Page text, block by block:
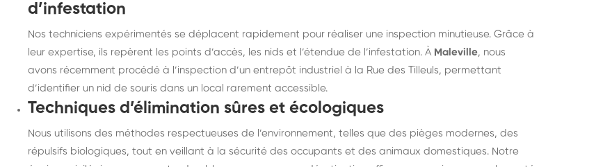
d’infestation
Nos techniciens expérimentés se déplacent rapidement pour réaliser une inspection minutieuse. Grâce à
leur expertise, ils repèrent les points d’accès, les nids et l’étendue de l’infestation. À Maleville, nous
avons récemment procédé à l’inspection d’un entrepôt industriel à la Rue des Tilleuls, permettant
d’identifier un nid de souris dans un local rarement accessible.
Techniques d’élimination sûres et écologiques
Nous utilisons des méthodes respectueuses de l’environnement, telles que des pièges modernes, des
répulsifs biologiques, tout en veillant à la sécurité des occupants et des animaux domestiques. Notre